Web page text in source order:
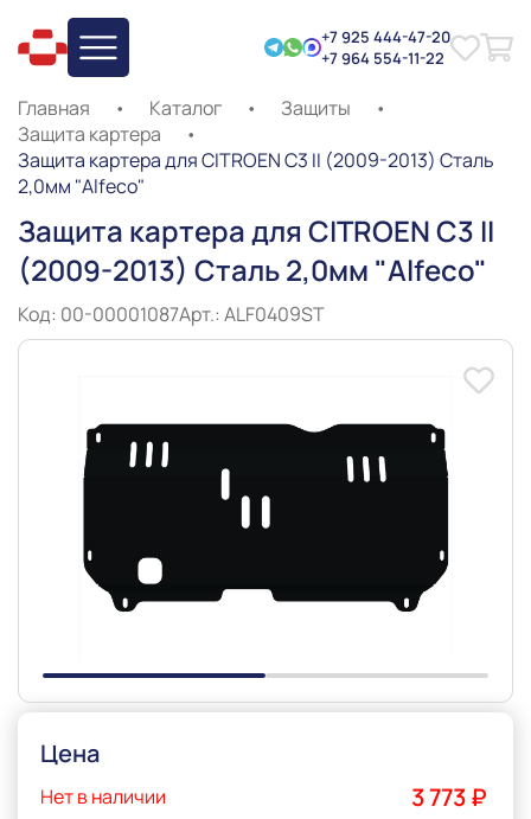
+7 925 444-47-20
+7 964 554-11-22
Главная • Каталог • Защиты
•
Защита картера
•
Защита картера для CITROEN C3 II (2009-2013) Сталь
2,0мм "Alfeco"
Защита картера для CITROEN C3 II
(2009-2013) Сталь 2,0мм "Alfeco"
Код: 00-00001087Арт.: ALF0409ST
Цена
Нет в наличии 3 773 ₽